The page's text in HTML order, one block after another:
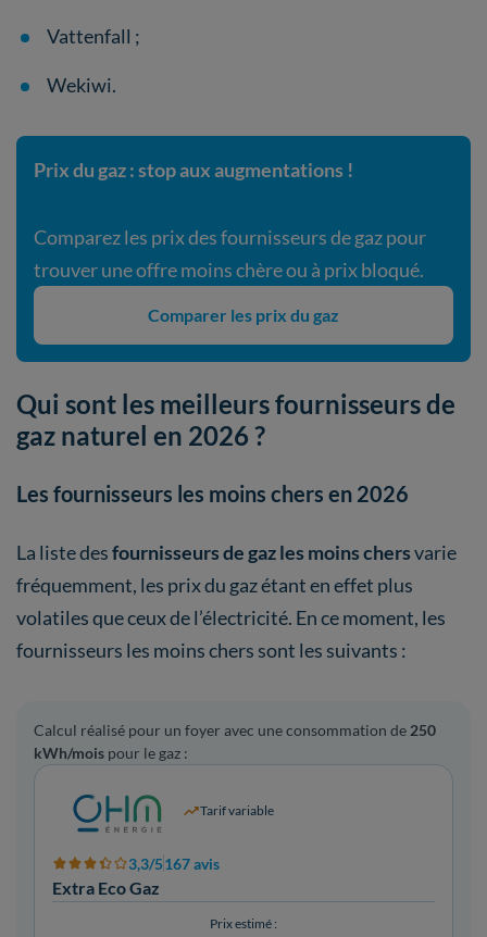
Vattenfall ;
Wekiwi.
Prix du gaz : stop aux augmentations !
Comparez les prix des fournisseurs de gaz pour
trouver une offre moins chère ou à prix bloqué.
Comparer les prix du gaz
Qui sont les meilleurs fournisseurs de
gaz naturel en 2026 ?
Les fournisseurs les moins chers en 2026
La liste desfournisseurs de gaz les moins chersvarie
fréquemment, les prix du gaz étant en effet plus
volatiles que ceux de l’électricité. En ce moment, les
fournisseurs les moins chers sont les suivants :
Calcul réalisé pour un foyer avec une consommation de 250
kWh/mois pour le gaz :
Tarif variable
3,3/5 167 avis
Extra Eco Gaz
Prix estimé :